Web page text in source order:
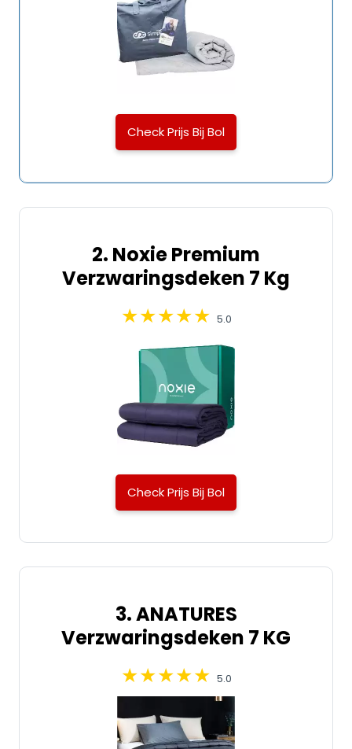
Check Prijs Bij Bol
2. Noxie Premium
Verzwaringsdeken 7 Kg
5.0
Check Prijs Bij Bol
3. ANATURES
Verzwaringsdeken 7 KG
5.0